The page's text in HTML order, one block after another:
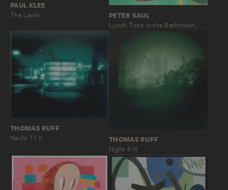
PAUL KLEE
The Lamb PETER SAUL
Lunch Time in the Bathroom…
THOMAS RUFF
Nacht 11 II THOMAS RUFF
Night 6 III